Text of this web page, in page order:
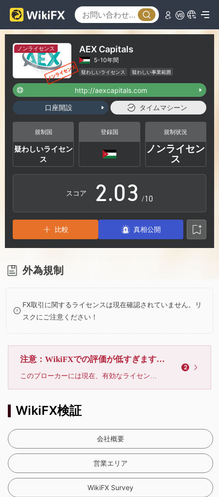
ノンライセンス AEX Capitals
5-10年間
疑わしいライセンス
疑わしい事業範囲
ハイリスクレベル
http://aexcapitals.com
口座開設 タイムマシーン
規制国
疑わしいライセン
ス
登録国 規制状況
ノンライセン
ス
スコア
0
1
2
3
4
6
7
8
9
.0
1
2
4
5
6
7
9
0
1
2
3
4
5
7
8
9
/10
比較 真相公開
外為規制
FX取引に関するライセンスは現在確認されていません。リ
スクにご注意ください！
注意：WikiFXでの評価が低すぎます、利用しないでください
このブローカーには現在、有効なライセンスが確認されていません。リスクにご注意下さい！
2
WikiFX検証
会社概要
営業エリア
WikiFX Survey